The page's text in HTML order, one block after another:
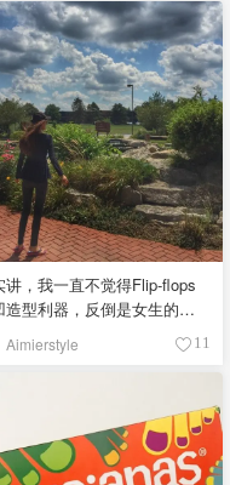
讲，我一直不觉得Flip-flops
造型利器，反倒是女生的减
备单品！除非坡跟还能略显
！这双NB也是打折加上记忆
任滴说这是我人生中第一双
Aimierstyle 11